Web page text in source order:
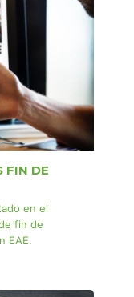
FIN DE
en el
fin de
EAE.